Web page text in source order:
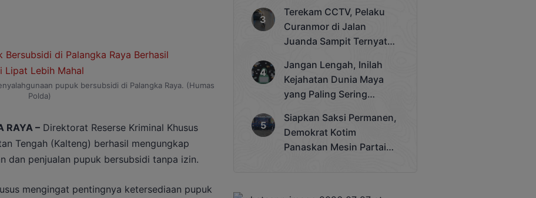
pupuk bersubsidi di Palangka Raya. (Humas
Polda)
RAYA –Direktorat Reserse Kriminal Khusus
Tengah (Kalteng) berhasil mengungkap
dan penjualan pupuk bersubsidi tanpa izin.
mengingat pentingnya ketersediaan pupuk
Cup 2025
Terekam CCTV, Pelaku
Curanmor di Jalan
Juanda Sampit Ternyata
Jangan Lengah, Inilah
Kejahatan Dunia Maya
yang Paling Sering
Siapkan Saksi Permanen,
Demokrat Kotim
Panaskan Mesin Partai